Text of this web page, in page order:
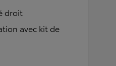
droit
avec kit de